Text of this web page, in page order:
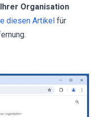
Organisation
diesen Artikel für